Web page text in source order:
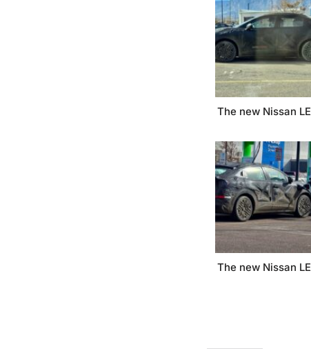
The new Nissan
The new Nissan